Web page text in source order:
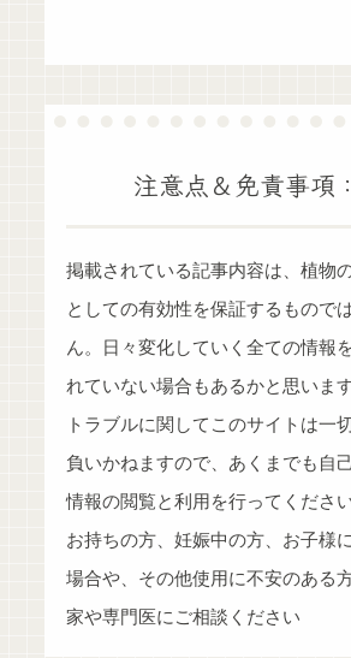
注意点＆免責事項：
掲載されている記事内容は、植物
としての有効性を保証するもので
ん。日々変化していく全ての情報
れていない場合もあるかと思いま
トラブルに関してこのサイトは一
負いかねますので、あくまでも自
情報の閲覧と利用を行ってくださ
お持ちの方、妊娠中の方、お子様
場合や、その他使用に不安のある
家や専門医にご相談ください